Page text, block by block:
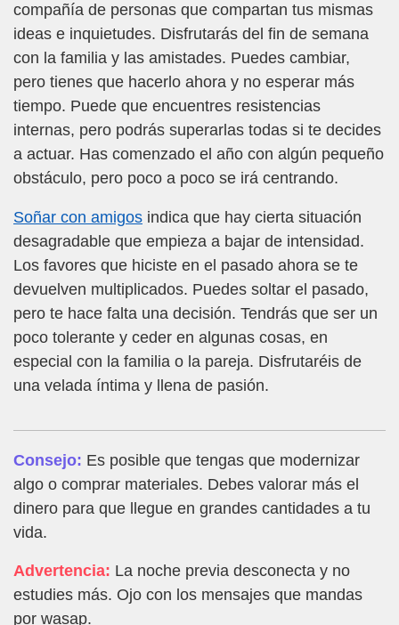
compañía de personas que compartan tus mismas
ideas e inquietudes. Disfrutarás del fin de semana
con la familia y las amistades. Puedes cambiar,
pero tienes que hacerlo ahora y no esperar más
tiempo. Puede que encuentres resistencias
internas, pero podrás superarlas todas si te decides
a actuar. Has comenzado el año con algún pequeño
obstáculo, pero poco a poco se irá centrando.
Soñar con amigos indica que hay cierta situación
desagradable que empieza a bajar de intensidad.
Los favores que hiciste en el pasado ahora se te
devuelven multiplicados. Puedes soltar el pasado,
pero te hace falta una decisión. Tendrás que ser un
poco tolerante y ceder en algunas cosas, en
especial con la familia o la pareja. Disfrutaréis de
una velada íntima y llena de pasión.
Consejo: Es posible que tengas que modernizar
algo o comprar materiales. Debes valorar más el
dinero para que llegue en grandes cantidades a tu
vida.
Advertencia: La noche previa desconecta y no
estudies más. Ojo con los mensajes que mandas
por wasap.